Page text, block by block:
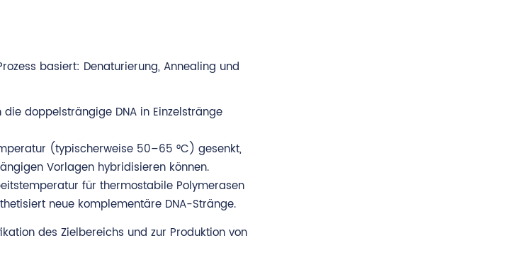
basiert: Denaturierung, Annealing und
doppelsträngige DNA in Einzelstränge
(typischerweise 50–65 °C) gesenkt,
Vorlagen hybridisieren können.
für thermostabile Polymerasen
neue komplementäre DNA-Stränge.
des Zielbereichs und zur Produktion von